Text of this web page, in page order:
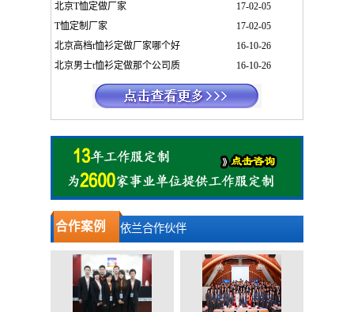
北京T恤定做厂家
17-02-05
T恤定制厂家
17-02-05
北京高档t恤衫定做厂家哪个好
16-10-26
北京男士t恤衫定做那个公司质
16-10-26
合作案例 依兰合作伙伴